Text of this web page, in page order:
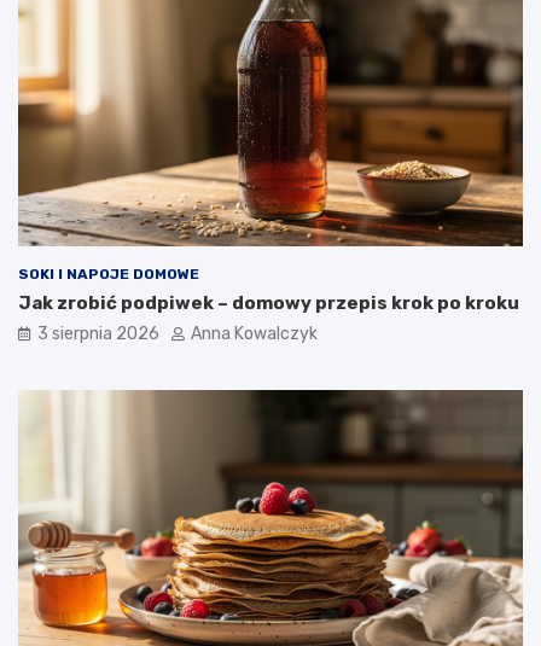
SOKI I NAPOJE DOMOWE
Jak zrobić podpiwek – domowy przepis krok po kroku
3 sierpnia 2026 Anna Kowalczyk